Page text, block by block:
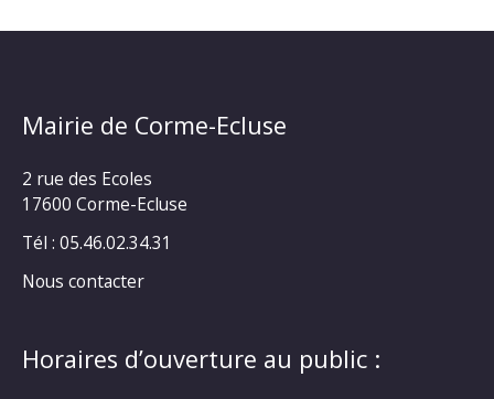
Mairie de Corme-Ecluse
2 rue des Ecoles
17600 Corme-Ecluse
Tél : 05.46.02.34.31
Nous contacter
Horaires d’ouverture au public :